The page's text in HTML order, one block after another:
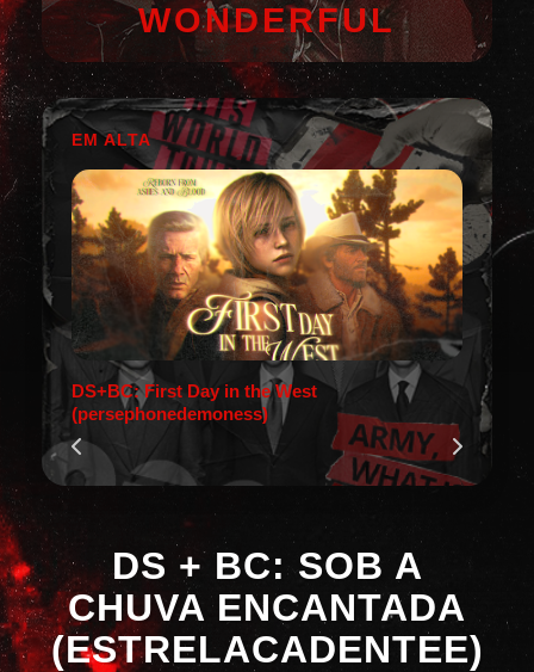
WONDERFUL
EM ALTA
DS+BC: First Day in the West
(persephonedemoness)
DS + BC: SOB A
CHUVA ENCANTADA
(ESTRELACADENTEE)